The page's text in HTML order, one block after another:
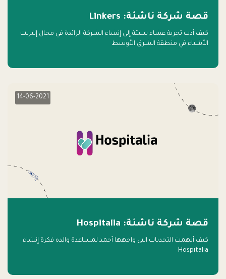
قصة شركة ناشئة: Linkers
كيف أدت تجربة عشاء سيئة إلى إنشاء الشركة الرائدة في مجال إنترنت
الأشياء في منطقة الشرق الأوسط
14-06-2021
قصة شركة ناشئة: Hospitalia
كيف ألهمت التحديات التي واجهها أحمد لمساعدة والده فكرة إنشاء
Hospitalia